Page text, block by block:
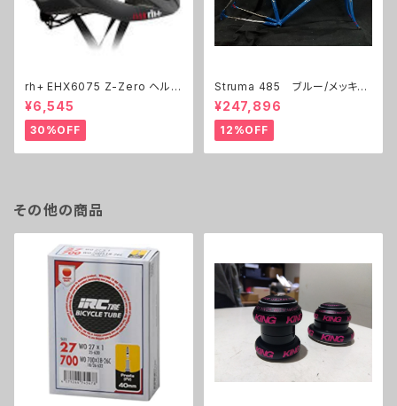
rh+ EHX6075 Z-Zero ヘルメ
ット
¥6,545
30%OFF
Struma 485 ブルー/メッキ
レッドライン 展示フレーム
¥247,896
12%OFF
その他の商品